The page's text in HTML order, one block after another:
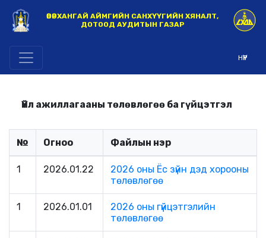
ӨВӨРХАНГАЙ АЙМГИЙН САНХҮҮГИЙН ХЯНАЛТ,
ДОТООД АУДИТЫН ГАЗАР
НҮҮР
Үйл ажиллагааны төлөвлөгөө ба гүйцэтгэл
№ Огноо Файлын нэр
1 2026.01.22
2026 оны Ёс зүйн дэд хорооны
төлөвлөгөө
1 2026.01.01
2026 оны гүйцэтгэлийн
төлөвлөгөө